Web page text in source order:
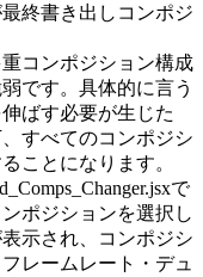
終書き出しコンポジ
コンポジション構成
です。具体的に言う
ばす必要が生じた
すべてのコンポジシ
ことになります。
で
ポジションを選択し
示され、コンポジシ
レームレート・デュ